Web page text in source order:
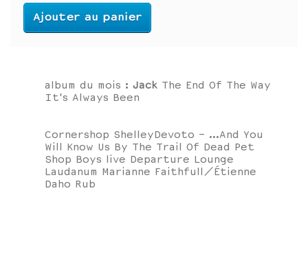
Ajouter au panier
album du mois : Jack The End Of The Way
It's Always Been
Cornershop ShelleyDevoto - ...And You
Will Know Us By The Trail Of Dead Pet
Shop Boys live Departure Lounge
Laudanum Marianne Faithfull/Étienne
Daho Rub